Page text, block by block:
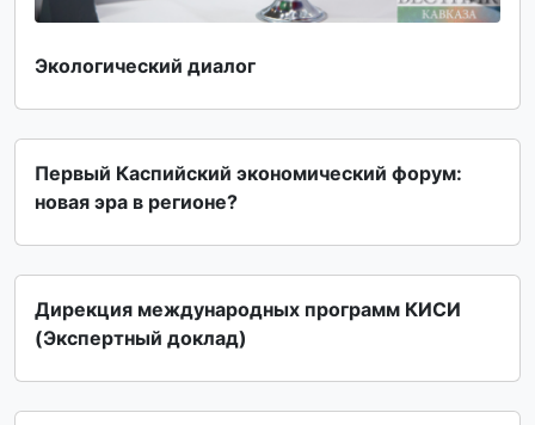
Экологический диалог
Первый Каспийский экономический форум:
новая эра в регионе?
Дирекция международных программ КИСИ
(Экспертный доклад)